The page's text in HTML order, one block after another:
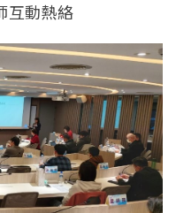
互動熱絡